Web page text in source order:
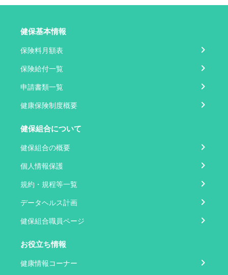
健保基本情報
保険料月額表
保険給付一覧
申請書類一覧
健康保険制度概要
健保組合について
健保組合の概要
個人情報保護
規約・規程等一覧
データヘルス計画
健保組合職員ページ
お役立ち情報
健康情報コーナー